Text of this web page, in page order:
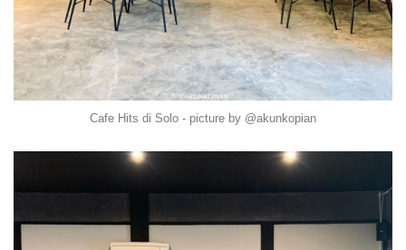
Cafe Hits di Solo - picture by @akunkopian